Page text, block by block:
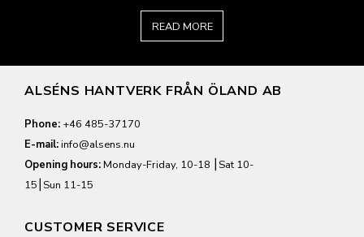
READ MORE
ALSÉNS HANTVERK FRÅN ÖLAND AB
Phone: +46 485-37170
E-mail:info@alsens.nu
Opening hours:Monday-Friday, 10-18 ⎮Sat 10-
15⎮Sun 11-15
CUSTOMER SERVICE